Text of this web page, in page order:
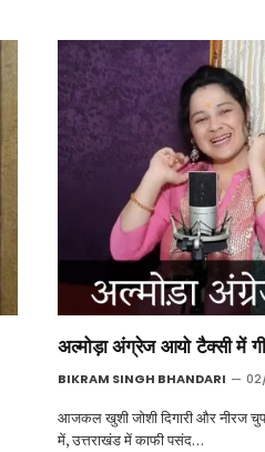
अल्मोड़ा अंग्रेज आयो टैक्सी में
BIKRAM SINGH BHANDARI
आजकल खुशी जोशी दिगारी और नीरज
में, उत्तराखंड में काफी पसंद…